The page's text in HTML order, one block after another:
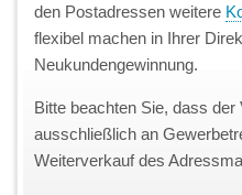
den Postadressen weitere
flexibel machen in Ihrer
Neukundengewinnung.
Bitte beachten Sie, dass
ausschließlich an
Weiterverkauf des